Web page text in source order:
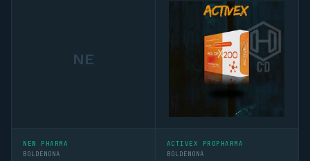
NE
NEW PHARMA
BOLDENONA
ACTIVEX PROPHARMA
BOLDENONA
En línea — IA + asesor humano si lo necesitas
Hola, soy el asesor virtual de Complementos